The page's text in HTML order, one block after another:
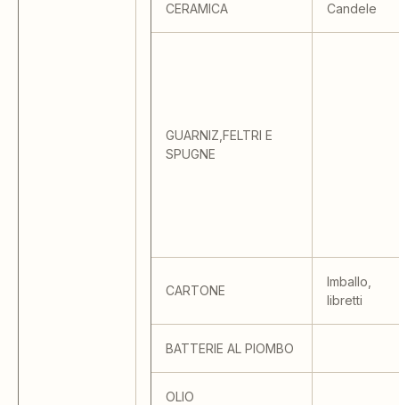
CERAMICA Candele
GUARNIZ,FELTRI E
SPUGNE
CARTONE
Imballo,
libretti
BATTERIE AL PIOMBO
OLIO